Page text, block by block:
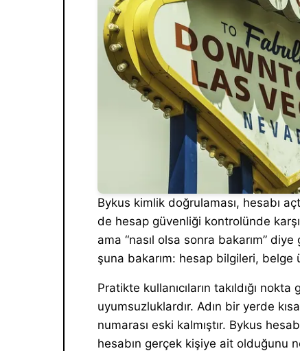
Bykus kimlik doğrulaması, hesabı
de hesap güvenliği kontrolünde
ama “nasıl olsa sonra bakarım”
şuna bakarım: hesap bilgileri,
Pratikte kullanıcıların takıldığı
uyumsuzluklardır. Adın bir yerde
numarası eski kalmıştır. Bykus
hesabın gerçek kişiye ait olduğunu